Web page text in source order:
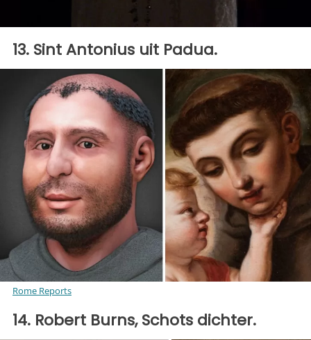
13. Sint Antonius uit Padua.
Rome Reports
14. Robert Burns, Schots dichter.